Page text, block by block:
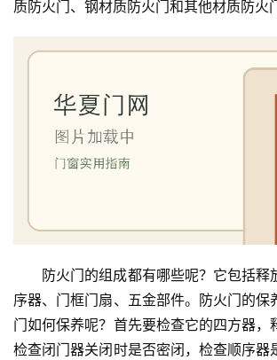
户
卧
室
门
质防火门、钢材质防火门和其他材质防火
防火门的组成都有哪些呢？它包括释
序器、门框门扇、五金部件。防火门的保
门如何保养呢？首先要检查它的四方器，
检查闭门器关闭时是否密闭，检查顺序器